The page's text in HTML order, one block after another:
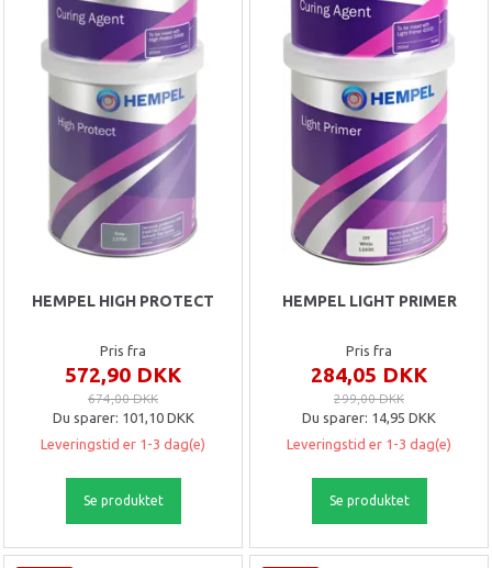
HEMPEL HIGH PROTECT
Pris fra
572,90 DKK
674,00 DKK
Du sparer: 101,10 DKK
Leveringstid er 1-3 dag(e)
Se produktet
HEMPEL LIGHT PRIMER
Pris fra
284,05 DKK
299,00 DKK
Du sparer: 14,95 DKK
Leveringstid er 1-3 dag(e)
Se produktet